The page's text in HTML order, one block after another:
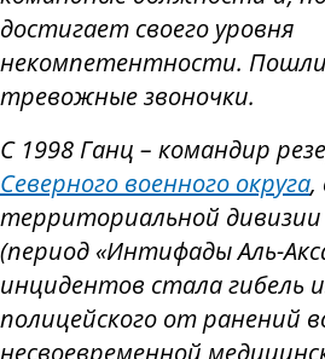
достигает своего уровня
некомпетентности.
тревожные звоночки.
С 1998 Ганц – командир
Северного военного округа,
территориальной
(период «Интифады Аль-
инцидентов стала гибель
полицейского от ранений